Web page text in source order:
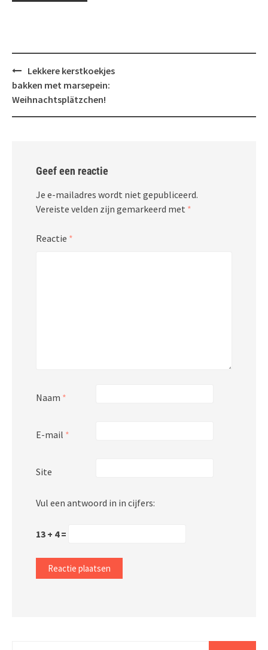
Bericht
navigatie
Lekkere kerstkoekjes
bakken met marsepein:
Weihnachtsplätzchen!
Geef een reactie
Je e-mailadres wordt niet gepubliceerd.
Vereiste velden zijn gemarkeerd met *
Reactie *
Naam *
E-mail *
Site
Vul een antwoord in in cijfers:
13 + 4 =